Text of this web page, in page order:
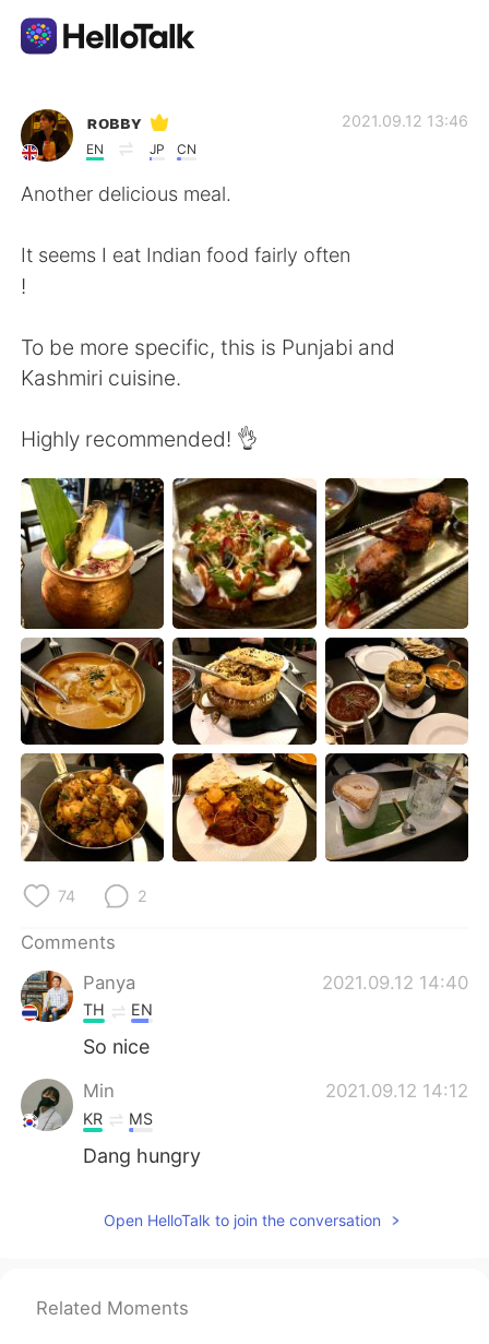
Language Exchange App
AI Grammar Checker
Español
Français Deutsch
日本語 한국어
Русский ไทย
Indonesia Italiano
Türkçe Tiếng Việt
Português
ʀᴏʙʙʏ
EN JP CN
2021.09.12 13:46
Another delicious meal.
It seems I eat Indian food fairly often
!
To be more specific, this is Punjabi and
Kashmiri cuisine.
Highly recommended! 👌
74 2
Comments
Panya
2021.09.12 14:40
TH EN
So nice
Min 2021.09.12 14:12
KR MS
Dang hungry
Open HelloTalk to join the conversation
Related Moments